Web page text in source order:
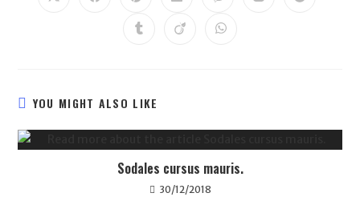
YOU MIGHT ALSO LIKE
Sodales cursus mauris.
30/12/2018